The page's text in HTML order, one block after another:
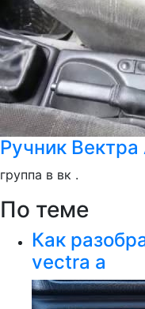
Ручник
группа в вк .
По теме
Как
vectra a